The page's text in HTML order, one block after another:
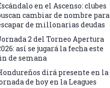
en el Ascenso: clubes
cambiar de nombre para
de millonarias deudas
2 del Torneo Apertura
así se jugará la fecha este
de semana
dirá presente en la
de hoy en la Leagues